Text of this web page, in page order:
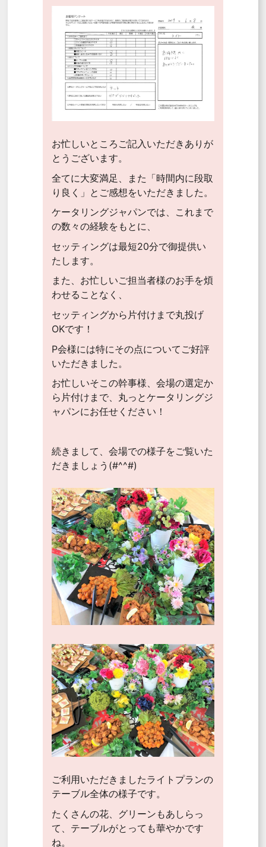
お忙しいところご記入いただきありが
とうございます。
全てに大変満足、また「時間内に段取
り良く」とご感想をいただきました。
ケータリングジャパンでは、これまで
の数々の経験をもとに、
セッティングは最短20分で御提供い
たします。
また、お忙しいご担当者様のお手を煩
わせることなく、
セッティングから片付けまで丸投げ
OKです！
P会様には特にその点についてご好評
いただきました。
お忙しいそこの幹事様、会場の選定か
ら片付けまで、丸っとケータリングジ
ャパンにお任せください！
続きまして、会場での様子をご覧いた
だきましょう(#^^#)
ご利用いただきましたライトプランの
テーブル全体の様子です。
たくさんの花、グリーンもあしらっ
て、テーブルがとっても華やかです
ね。